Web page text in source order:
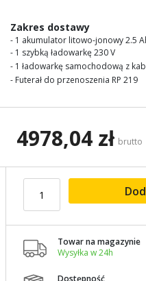
Zakres dostawy
- 1 akumulator litowo-jonowy 2.5
- 1 szybką ładowarkę 230 V
- 1 ładowarkę samochodową z
- Futerał do przenoszenia RP 219
4978,04 zł brutto

Towar na magazynie
Wysyłka w 24h
Dostępność